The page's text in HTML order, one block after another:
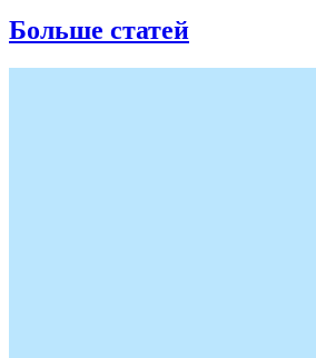
Больше статей